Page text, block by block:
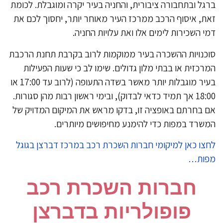
ובתחבורה ציבורית, והחניה בעיר יקרה ומוגבלת. לכומת
איסוף הרכב ממרכז העיר מאוחר יותר, יחסוך לכם את
השכירות לימים אלו ואת עלויות החניה.
ההשכרה בעיר ממוקמות לרוב בקרבת תחנת הרכבת
או בבתי מלון גדולים. שימו לב כי שעות הפעילות
בעיר מוגבלות יותר מאשר בשדה התעופה (לרוב עד 17:00 או
18:00 אך תמיד כדאי לבדוק), ובימי ראשון רבות מהן סגורות.
בחרתם באופציה זו, בדקו מראש את המיקום המדויק של
במפות כדי להימנע מחיפושים מיותרים.
כאן למיקומי חברות השכרת רכב במרכז דברצן בגוגל
חברות השכרת רכב
פופולריות בדברצן